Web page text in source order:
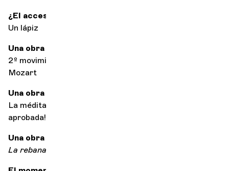
¿El accesorio imprescindible en su caso?
Un lápiz
Una obra de consolación
2º movimiento del
Mozart
Una obra para seducir
La méditation de Thaïs de Massenet (¡probada y
aprobada!)
Una obra para empezar con buen pie
La rebanada de mantequilla